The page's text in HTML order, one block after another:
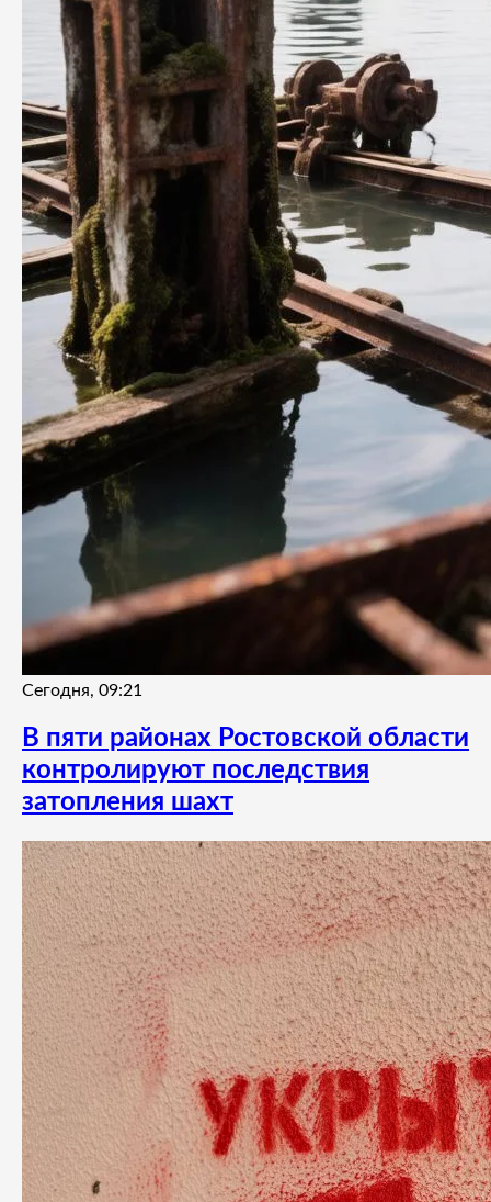
Сегодня, 09:21
В пяти районах Ростовской области
контролируют последствия
затопления шахт